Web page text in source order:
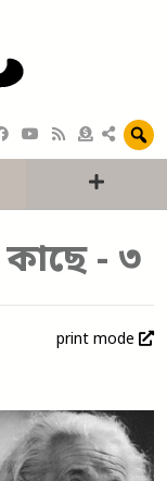
- ৩
print mode